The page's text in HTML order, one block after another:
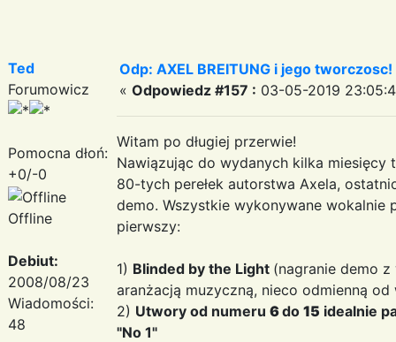
Ted
Forumowicz
Pomocna dłoń:
+0/-0
Offline
Debiut:
2008/08/23
Wiadomości:
48
Odp: AXEL BREITUNG i jego
« Odpowiedz #157 : 03-05-2019
Witam po długiej przerwie!
Nawiązując do wydanych kilka
80-tych perełek autorstwa Axela,
demo. Wszystkie wykonywane wokalnie
pierwszy:
1) Blinded by the Light (nagranie demo
aranżacją muzyczną, nieco odmienną
2) Utwory od numeru 6do 15 idealnie
"No 1"